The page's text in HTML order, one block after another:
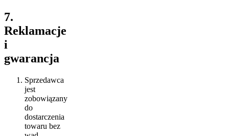
7.
Reklamacje
i
gwarancja
Sprzedawca
jest
zobowiązany
do
dostarczenia
towaru bez